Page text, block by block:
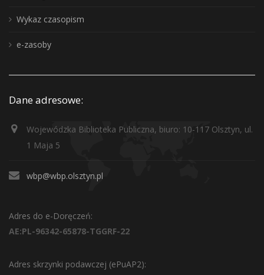
Wykaz czasopism
e-zasoby
Dane adresowe:
Wojewódzka Biblioteka Publiczna, biuro: 10-117 Olsztyn, ul.
1 Maja 5
wbp@wbp.olsztyn.pl
Adres do e-Doręczeń:
AE:PL-96342-65878-TGGRF-22
Adres skrzynki podawczej (ePuAP2):